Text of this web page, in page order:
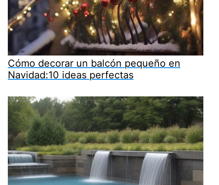
Cómo decorar un balcón pequeño en
Navidad:10 ideas perfectas